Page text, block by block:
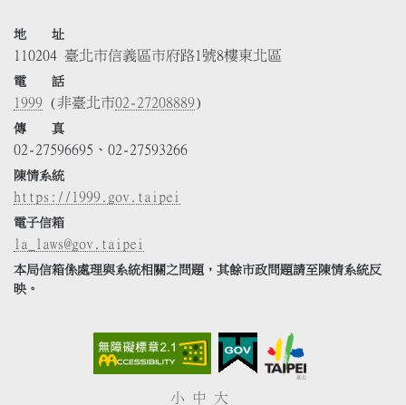
地 址
110204 臺北市信義區市府路1號8樓東北區
電 話
1999 (非臺北市02-27208889)
傳 真
02-27596695、02-27593266
陳情系統
https://1999.gov.taipei
電子信箱
la_laws@gov.taipei
本局信箱係處理與系統相關之問題，其餘市政問題請至陳情系統反
映。
小 中 大